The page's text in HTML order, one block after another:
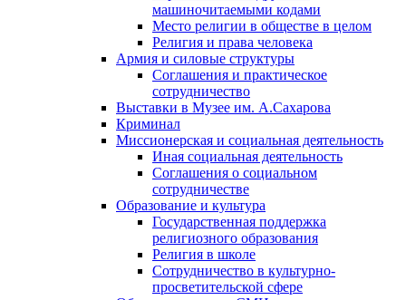
машиночитаемыми кодами
Место религии в обществе в целом
Религия и права человека
Армия и силовые структуры
Соглашения и практическое
сотрудничество
Выставки в Музее им. А.Сахарова
Криминал
Миссионерская и социальная деятельность
Иная социальная деятельность
Соглашения о социальном
сотрудничестве
Образование и культура
Государственная поддержка
религиозного образования
Религия в школе
Сотрудничество в культурно-
просветительской сфере